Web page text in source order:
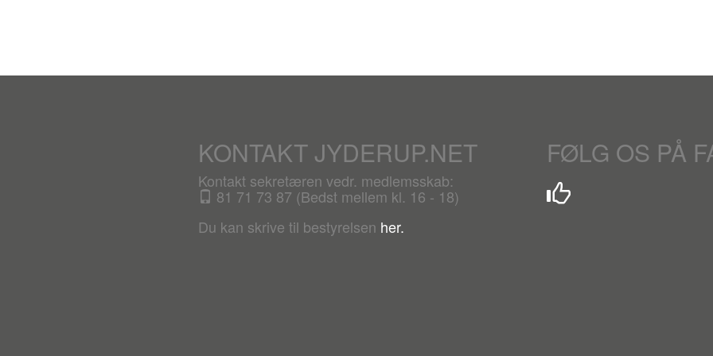
KONTAKT JYDERUP.NET
Kontakt sekretæren vedr. medlemsskab:
81 71 73 87 (Bedst mellem kl. 16 - 18)
Du kan skrive til bestyrelsen her.
FØLG OS PÅ